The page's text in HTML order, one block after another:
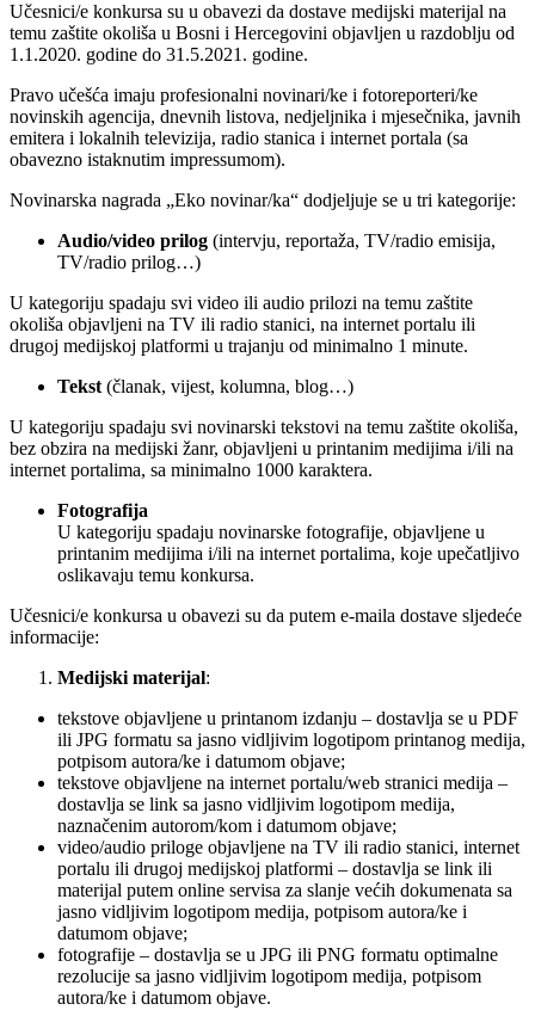
Učesnici/e konkursa su u obavezi da dostave medijski materijal na
temu zaštite okoliša u Bosni i Hercegovini objavljen u razdoblju od
1.1.2020. godine do 31.5.2021. godine.
Pravo učešća imaju profesionalni novinari/ke i fotoreporteri/ke
novinskih agencija, dnevnih listova, nedjeljnika i mjesečnika, javnih
emitera i lokalnih televizija, radio stanica i internet portala (sa
obavezno istaknutim impressumom).
Novinarska nagrada „Eko novinar/ka“ dodjeljuje se u tri kategorije:
Audio/video prilog (intervju, reportaža, TV/radio emisija,
TV/radio prilog…)
U kategoriju spadaju svi video ili audio prilozi na temu zaštite
okoliša objavljeni na TV ili radio stanici, na internet portalu ili
drugoj medijskoj platformi u trajanju od minimalno 1 minute.
Tekst (članak, vijest, kolumna, blog…)
U kategoriju spadaju svi novinarski tekstovi na temu zaštite okoliša,
bez obzira na medijski žanr, objavljeni u printanim medijima i/ili na
internet portalima, sa minimalno 1000 karaktera.
Fotografija
U kategoriju spadaju novinarske fotografije, objavljene u
printanim medijima i/ili na internet portalima, koje upečatljivo
oslikavaju temu konkursa.
Učesnici/e konkursa u obavezi su da putem e-maila dostave sljedeće
informacije:
Medijski materijal:
tekstove objavljene u printanom izdanju – dostavlja se u PDF
ili JPG formatu sa jasno vidljivim logotipom printanog medija,
potpisom autora/ke i datumom objave;
tekstove objavljene na internet portalu/web stranici medija –
dostavlja se link sa jasno vidljivim logotipom medija,
naznačenim autorom/kom i datumom objave;
video/audio priloge objavljene na TV ili radio stanici, internet
portalu ili drugoj medijskoj platformi – dostavlja se link ili
materijal putem online servisa za slanje većih dokumenata sa
jasno vidljivim logotipom medija, potpisom autora/ke i
datumom objave;
fotografije – dostavlja se u JPG ili PNG formatu optimalne
rezolucije sa jasno vidljivim logotipom medija, potpisom
autora/ke i datumom objave.